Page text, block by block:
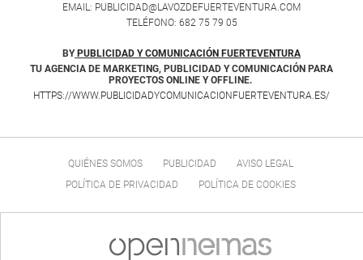
EMAIL: PUBLICIDAD@LAVOZDEFUERTEVENTURA.COM
TELÉFONO: 682 75 79 05
BY PUBLICIDAD Y COMUNICACIÓN FUERTEVENTURA
TU AGENCIA DE MARKETING, PUBLICIDAD Y COMUNICACIÓN PARA
PROYECTOS ONLINE Y OFFLINE.
HTTPS://WWW.PUBLICIDADYCOMUNICACIONFUERTEVENTURA.ES/
QUIÉNES SOMOS PUBLICIDAD
AVISO LEGAL
POLÍTICA DE PRIVACIDAD
POLÍTICA DE COOKIES